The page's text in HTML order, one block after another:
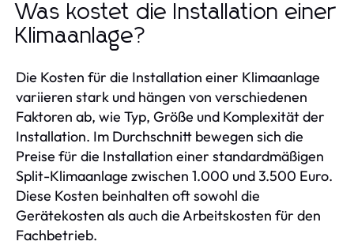
Was kostet die Installation einer
Klimaanlage?
Die Kosten für die Installation einer Klimaanlage
variieren stark und hängen von verschiedenen
Faktoren ab, wie Typ, Größe und Komplexität der
Installation. Im Durchschnitt bewegen sich die
Preise für die Installation einer standardmäßigen
Split-Klimaanlage zwischen 1.000 und 3.500 Euro.
Diese Kosten beinhalten oft sowohl die
Gerätekosten als auch die Arbeitskosten für den
Fachbetrieb.